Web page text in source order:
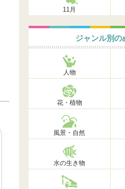
11月
ジャンル別の
人物
花・植物
風景・自然
水の生き物